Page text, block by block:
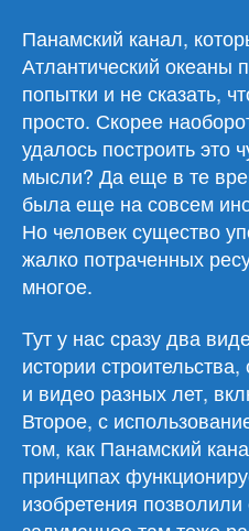
Панамский канал,
Атлантический океаны
попытки и не сказать,
просто. Скорее
удалось построить это
мысли? Да еще в те
была еще на совсем
Но человек существо
жалко потраченных
многое.
Тут у нас сразу два
истории
и видео разных лет,
Второе, с
том, как Панамский
принципах
изобретения